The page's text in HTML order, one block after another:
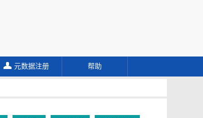
元数据注册 帮助